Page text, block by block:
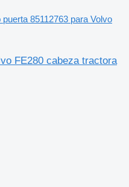
puerta 85112763 para Volvo
FE280 cabeza tractora